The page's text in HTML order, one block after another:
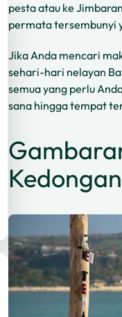
pesta atau ke
permata tersembunyi
Jika Anda mencari
sehari-hari nelayan
semua yang perlu
sana hingga tempat